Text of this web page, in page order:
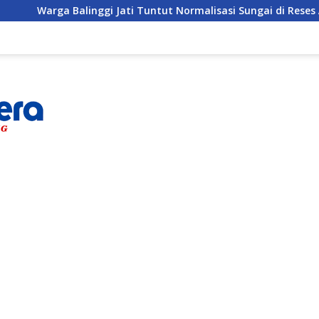
Balinggi Jati Tuntut Normalisasi Sungai di Reses Anggota